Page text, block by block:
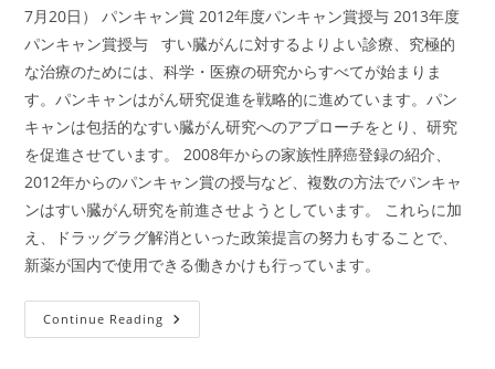
7月20日） パンキャン賞 2012年度パンキャン賞授与 2013年度
パンキャン賞授与 すい臓がんに対するよりよい診療、究極的
な治療のためには、科学・医療の研究からすべてが始まりま
す。パンキャンはがん研究促進を戦略的に進めています。パン
キャンは包括的なすい臓がん研究へのアプローチをとり、研究
を促進させています。 2008年からの家族性膵癌登録の紹介、
2012年からのパンキャン賞の授与など、複数の方法でパンキャ
ンはすい臓がん研究を前進させようとしています。 これらに加
え、ドラッグラグ解消といった政策提言の努力もすることで、
新薬が国内で使用できる働きかけも行っています。
Continue Reading 研
究